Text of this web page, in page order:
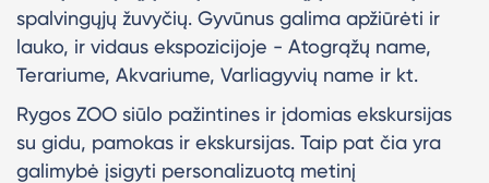
spalvingųjų žuvyčių. Gyvūnus galima apžiūrėti ir
lauko, ir vidaus ekspozicijoje - Atogrąžų name,
Terariume, Akvariume, Varliagyvių name ir kt.
Rygos ZOO siūlo pažintines ir įdomias ekskursijas
su gidu, pamokas ir ekskursijas. Taip pat čia yra
galimybė įsigyti personalizuotą metinį